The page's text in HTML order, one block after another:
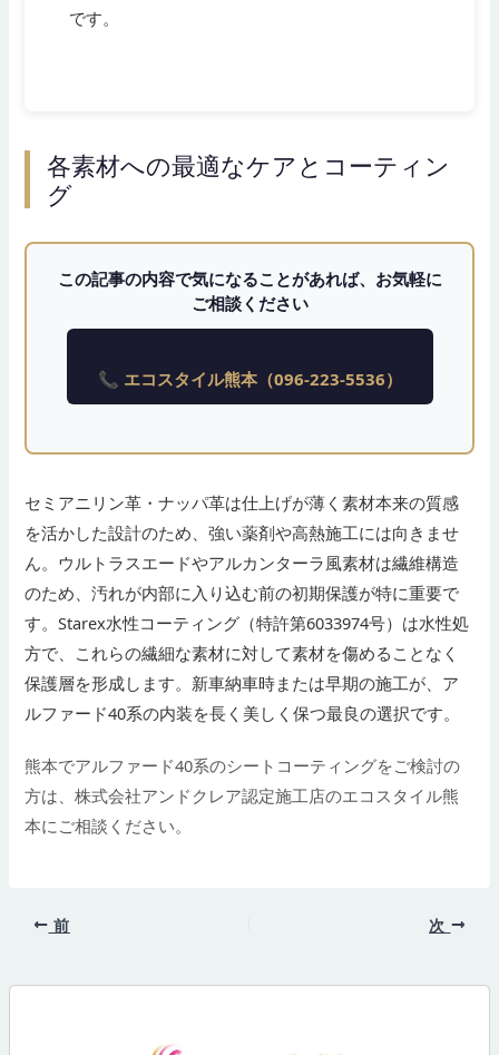
です。
各素材への最適なケアとコーティン
グ
この記事の内容で気になることがあれば、お気軽に
ご相談ください
📞 エコスタイル熊本（096-223-5536）
セミアニリン革・ナッパ革は仕上げが薄く素材本来の質感
を活かした設計のため、強い薬剤や高熱施工には向きませ
ん。ウルトラスエードやアルカンターラ風素材は繊維構造
のため、汚れが内部に入り込む前の初期保護が特に重要で
す。Starex水性コーティング（特許第6033974号）は水性処
方で、これらの繊細な素材に対して素材を傷めることなく
保護層を形成します。新車納車時または早期の施工が、ア
ルファード40系の内装を長く美しく保つ最良の選択です。
熊本でアルファード40系のシートコーティングをご検討の
方は、株式会社アンドクレア認定施工店のエコスタイル熊
本にご相談ください。
前 次